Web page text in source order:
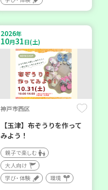
2026年
10月31日(土)
神戸市西区
【玉津】布ぞうりを作って
みよう！
親子で楽しむ
大人向け
学び・体験
環境